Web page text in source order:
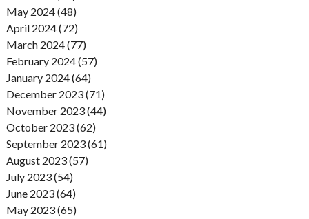
May 2024 (48)
April 2024 (72)
March 2024 (77)
February 2024 (57)
January 2024 (64)
December 2023 (71)
November 2023 (44)
October 2023 (62)
September 2023 (61)
August 2023 (57)
July 2023 (54)
June 2023 (64)
May 2023 (65)